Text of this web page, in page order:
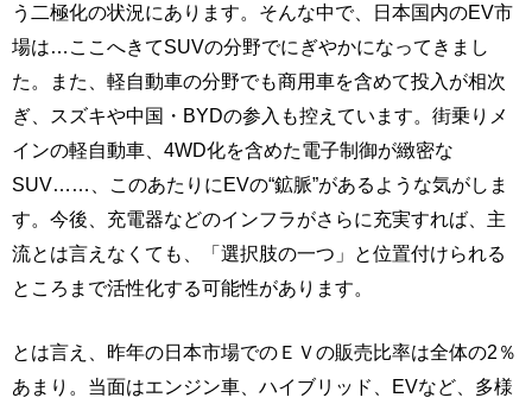
う二極化の状況にあります。そんな中で、日本国内のEV市
場は…ここへきてSUVの分野でにぎやかになってきまし
た。また、軽自動車の分野でも商用車を含めて投入が相次
ぎ、スズキや中国・BYDの参入も控えています。街乗りメ
インの軽自動車、4WD化を含めた電子制御が緻密な
SUV……、このあたりにEVの“鉱脈”があるような気がしま
す。今後、充電器などのインフラがさらに充実すれば、主
流とは言えなくても、「選択肢の一つ」と位置付けられる
ところまで活性化する可能性があります。
とは言え、昨年の日本市場でのＥＶの販売比率は全体の2％
あまり。当面はエンジン車、ハイブリッド、EVなど、多様